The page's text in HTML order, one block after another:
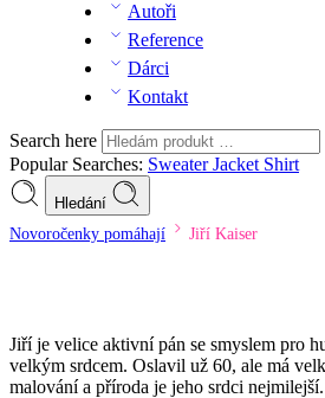
Autoři
Reference
Dárci
Kontakt
Search here
Popular Searches: SweaterJacket Shirt
Hledání
Novoročenky pomáhají Jiří Kaiser
Jiří je velice aktivní pán se smyslem pro
velkým srdcem. Oslavil už 60, ale má
malování a příroda je jeho srdci nejmilejší.